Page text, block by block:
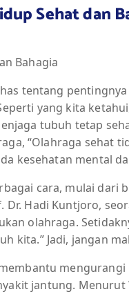
Sehat dan
Bahagia
tentang
yang kita
tubuh tetap
“Olahraga sehat
kesehatan mental
cara, mulai dari
Hadi Kuntjoro,
olahraga.
kita.” Jadi, jangan
jantung. Menurut